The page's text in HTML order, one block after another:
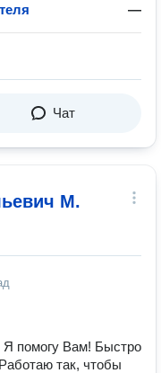
—
Чат
М.
Я помогу Вам! Быстро
так, чтобы